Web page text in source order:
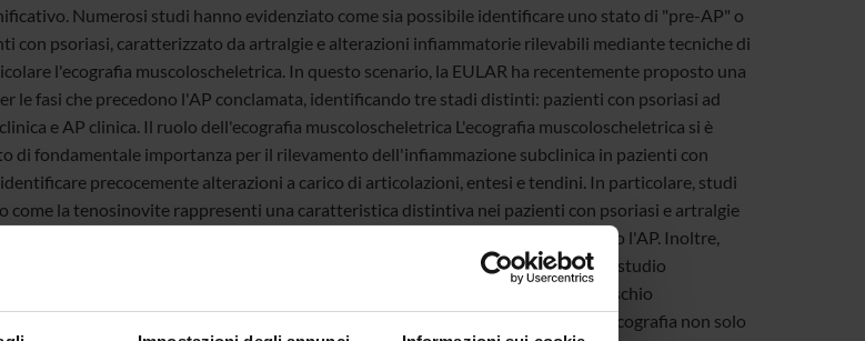
Numerosi studi hanno evidenziato come sia possibile identificare uno stato di "pre-AP" o
con psoriasi, caratterizzato da artralgie e alterazioni infiammatorie rilevabili mediante tecniche di
l'ecografia muscoloscheletrica. In questo scenario, la EULAR ha recentemente proposto una
le fasi che precedono l'AP conclamata, identificando tre stadi distinti: pazienti con psoriasi ad
e AP clinica. Il ruolo dell'ecografia muscoloscheletrica L'ecografia muscoloscheletrica si è
di fondamentale importanza per il rilevamento dell'infiammazione subclinica in pazienti con
precocemente alterazioni a carico di articolazioni, entesi e tendini. In particolare, studi
come la tenosinovite rappresenti una caratteristica distintiva nei pazienti con psoriasi e artralgie
psoriasi, suggerendo un suo possibile ruolo come predittore di evoluzione verso l'AP. Inoltre,
entesite subclinica in pazienti con psoriasi senza sintomi articolari, con uno studio
come la presenza di entesite attiva all'ecografia basale sia associata a un rischio
di sviluppare AP clinica nel tempo. Tale evidenza sottolinea l'importanza dell'ecografia non solo